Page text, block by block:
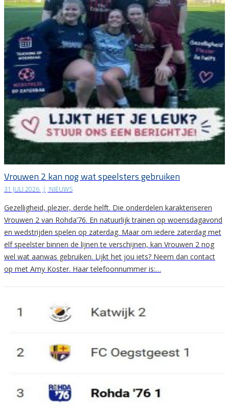
Vrouwen 2 kan nog wat speelsters gebruiken
31 JULI 2026 | NIEUWS
Gezelligheid, plezier, derde helft. Die onderdelen karakteriseren
Vrouwen 2 van Rohda’76. En natuurlijk trainen op woensdagavond
en wedstrijden spelen op zaterdag. Maar om iedere zaterdag met
elf speelster binnen de lijnen te verschijnen, kan Vrouwen 2 nog
wel wat aanwas gebruiken. Lijkt het jou iets? Neem dan contact
op met Amy Koster. Haar telefoonnummer is:…